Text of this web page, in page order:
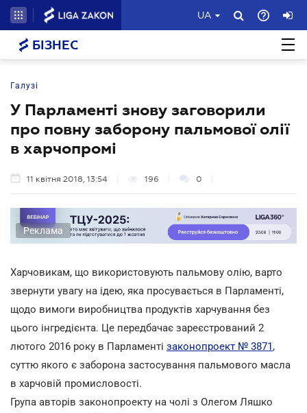
UA
БІЗНЕС
Галузі
У Парламенті знову заговорили
про повну заборону пальмової олії
в харчопромі
11 квітня 2018, 13:54 196 0
Реклама
Харчовикам, що використовують пальмову олію, варто
звернути увагу на ідею, яка просувається в Парламенті,
щодо вимоги виробництва продуктів харчування без
цього інгредієнта. Це передбачає зареєстрований 2
лютого 2016 року в Парламенті законопроект № 3871,
суттю якого є заборона застосування пальмового масла
в харчовій промисловості.
Група авторів законопроекту на чолі з Олегом Ляшко